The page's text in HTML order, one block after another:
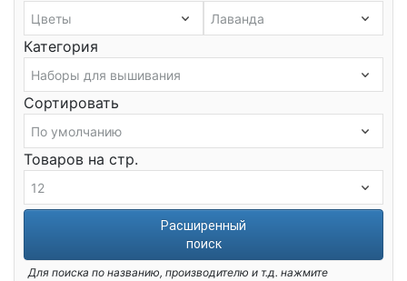
Категория
Сортировать
Товаров на стр.
Расширенный
поиск
Для поиска по названию, производителю и т.д. нажмите